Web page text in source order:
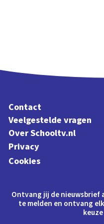
Contact
Veelgestelde vragen
Over Schooltv.nl
Privacy
Cookies
Ontvang jij de nieuwsbrief
te melden en ontvang